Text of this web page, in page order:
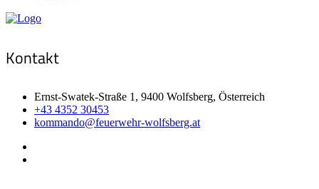
Kontakt
Ernst-Swatek-Straße 1, 9400 Wolfsberg, Österreich
+43 4352 30453
kommando@feuerwehr-wolfsberg.at